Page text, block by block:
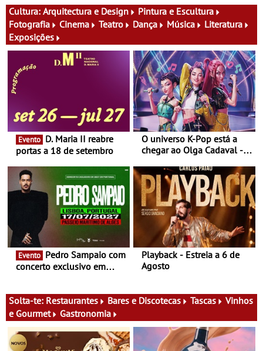
atividades para toda a
família e muito mais
Festas decorrem entre 8 e
16 de agosto
Cultura: Arquitectura e Design
Pintura e Escultura
Fotografia
Cinema Teatro Dança Música
Literatura
Exposições
Evento
portas a 18 de setembro
O universo K-Pop está a
chegar ao Olga Cadaval - A
Evento
concerto exclusivo em
Playback - Estreia a 6 de
Agosto
Solta-te: Restaurantes Bares e Discotecas Tascas
Vinhos
e Gourmet
Gastronomia